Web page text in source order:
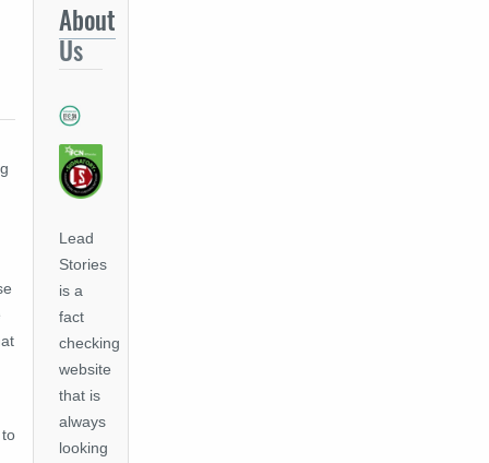
About
Us
Lead
Stories
is a
fact
checking
website
that is
always
looking